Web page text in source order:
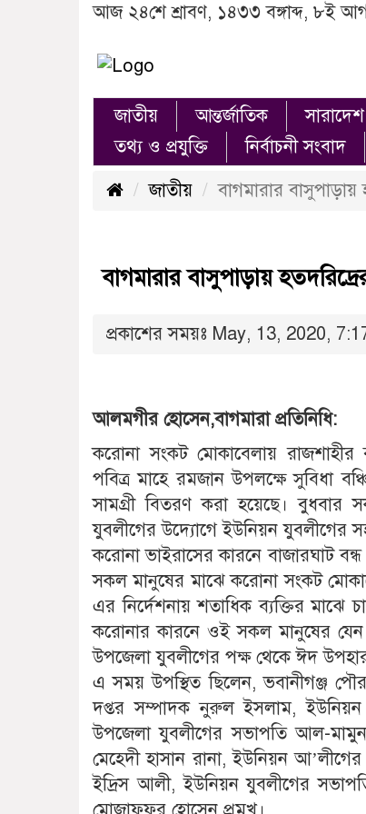
আজ ২৪শে শ্রাবণ, ১৪৩৩ বঙ্গাব্দ, ৮ই
জাতীয় আন্তর্জাতিক সারাদেশ
তথ্য ও প্রযুক্তি
নির্বাচনী সংবাদ
জাতীয়
বাগমারার
বাগমারার বাসুপাড়ায়
প্রকাশের সময়ঃ May, 13, 2020,
আলমগীর হোসেন,বাগমারা প্রতিনিধি:
করোনা সংকট মোকাবেলায় রাজশাহীর
পবিত্র মাহে রমজান উপলক্ষে সুবিধা
সামগ্রী বিতরণ করা হয়েছে। বুধবার
যুবলীগের উদ্যোগে ইউনিয়ন যুবলীগের
করোনা ভাইরাসের কারনে বাজারঘাট
সকল মানুষের মাঝে করোনা সংকট
এর নির্দেশনায় শতাধিক ব্যক্তির মাঝে
করোনার কারনে ওই সকল মানুষের যেন
উপজেলা যুবলীগের পক্ষ থেকে ঈদ
এ সময় উপস্থিত ছিলেন, ভবানীগঞ্জ
দপ্তর সম্পাদক নুরুল ইসলাম,
উপজেলা যুবলীগের সভাপতি আল-মামুন,
মেহেদী হাসান রানা, ইউনিয়ন
ইদ্রিস আলী, ইউনিয়ন যুবলীগের